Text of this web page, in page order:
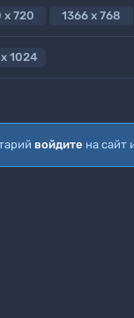
x 720 1366 x 768
1024
войдите на сайт